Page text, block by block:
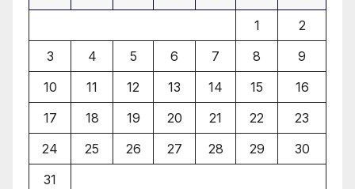
1
2
3
4 5 6 7 8
9
10
11 12 13 14 15
16
17
18 19 20 21 22
23
24
25 26 27 28 29
30
31